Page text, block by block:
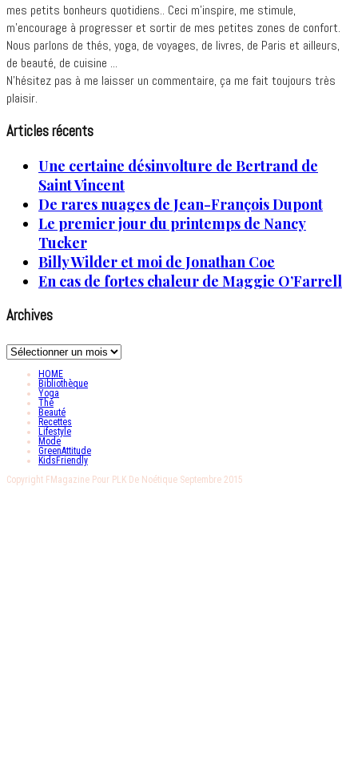
mes petits bonheurs quotidiens.. Ceci m'inspire, me stimule,
m'encourage à progresser et sortir de mes petites zones de confort.
Nous parlons de thés, yoga, de voyages, de livres, de Paris et ailleurs,
de beauté, de cuisine ...
N'hésitez pas à me laisser un commentaire, ça me fait toujours très
plaisir.
Articles récents
Une certaine désinvolture de Bertrand de
Saint Vincent
De rares nuages de Jean-François Dupont
Le premier jour du printemps de Nancy
Tucker
Billy Wilder et moi de Jonathan Coe
En cas de fortes chaleur de Maggie O’Farrell
Archives
Archives
HOME
Bibliothèque
Yoga
Thé
Beauté
Recettes
Lifestyle
Mode
GreenAttitude
KidsFriendly
Copyright FMagazine Pour PLK De Noétique Septembre 2015